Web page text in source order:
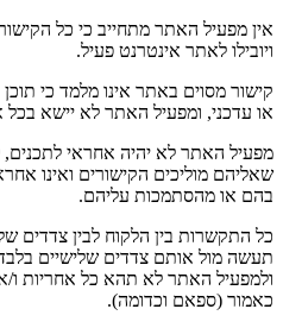
אין מפעיל האתר מתחייב כי כל
ויובילו לאתר אינטרנט פעיל.
קישור מסוים באתר אינו מלמד כי
או עדכני, ומפעיל האתר לא יישא
מפעיל האתר לא יהיה אחראי לתכנים,
שאליהם מוליכים הקישורים ואינו
בהם או מהסתמכות עליהם.
כל התקשרות בין הלקוח לבין צדדים
תעשה מול אותם צדדים שלישיים
ולמפעיל האתר לא תהא כל אחריות ו/
כאמור (ספאם וכדומה).